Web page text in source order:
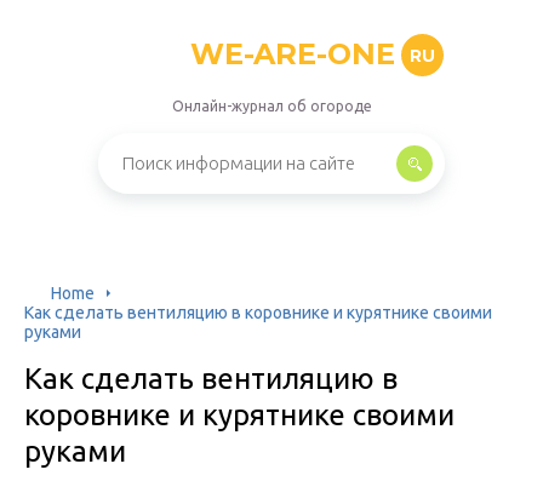
WE-ARE-ONE RU
Онлайн-журнал об огороде
Home
Как сделать вентиляцию в коровнике и курятнике своими
руками
Как сделать вентиляцию в
коровнике и курятнике своими
руками